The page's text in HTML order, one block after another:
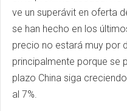
ve un superávit en oferta
se han hecho en los
precio no estará muy por
principalmente porque se
plazo China siga
al 7%.